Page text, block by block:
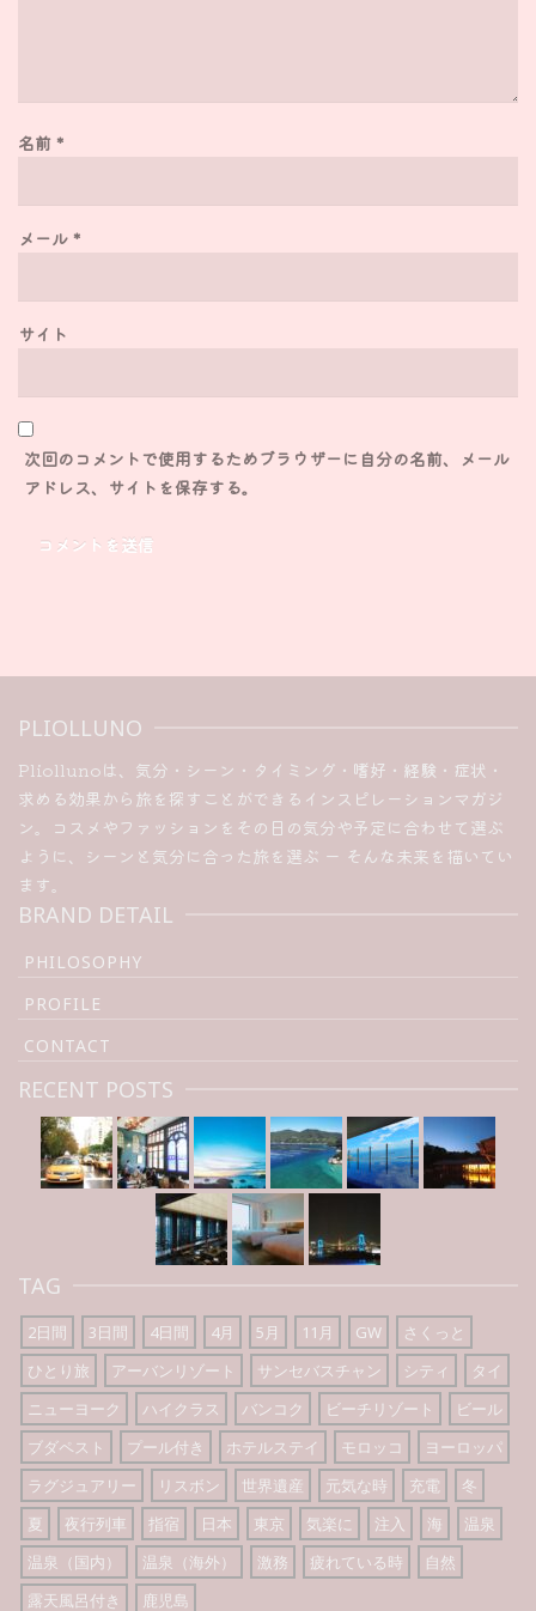
名前 *
メール *
サイト
次回のコメントで使用するためブラウザーに自分の名前、メール
アドレス、サイトを保存する。
PLIOLLUNO
Pliollunoは、気分・シーン・タイミング・嗜好・経験・症状・
求める効果から旅を探すことができるインスピレーションマガジ
ン。コスメやファッションをその日の気分や予定に合わせて選ぶ
ように、シーンと気分に合った旅を選ぶ ー そんな未来を描いてい
ます。
BRAND DETAIL
PHILOSOPHY
PROFILE
CONTACT
RECENT POSTS
TAG
2日間 3日間 4日間 4月 5月 11月 GW
さくっと
ひとり旅
アーバンリゾート サンセバスチャン シティ
タイ
ニューヨーク
ハイクラス バンコク ビーチリゾート
ビール
ブダペスト
プール付き ホテルステイ モロッコ
ヨーロッパ
ラグジュアリー
リスボン 世界遺産 元気な時 充電
冬
夏
夜行列車 指宿 日本 東京 気楽に 注入 海
温泉
温泉（国内）
温泉（海外） 激務 疲れている時
自然
露天風呂付き
鹿児島